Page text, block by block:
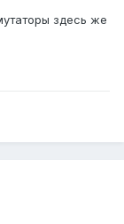
здесь же